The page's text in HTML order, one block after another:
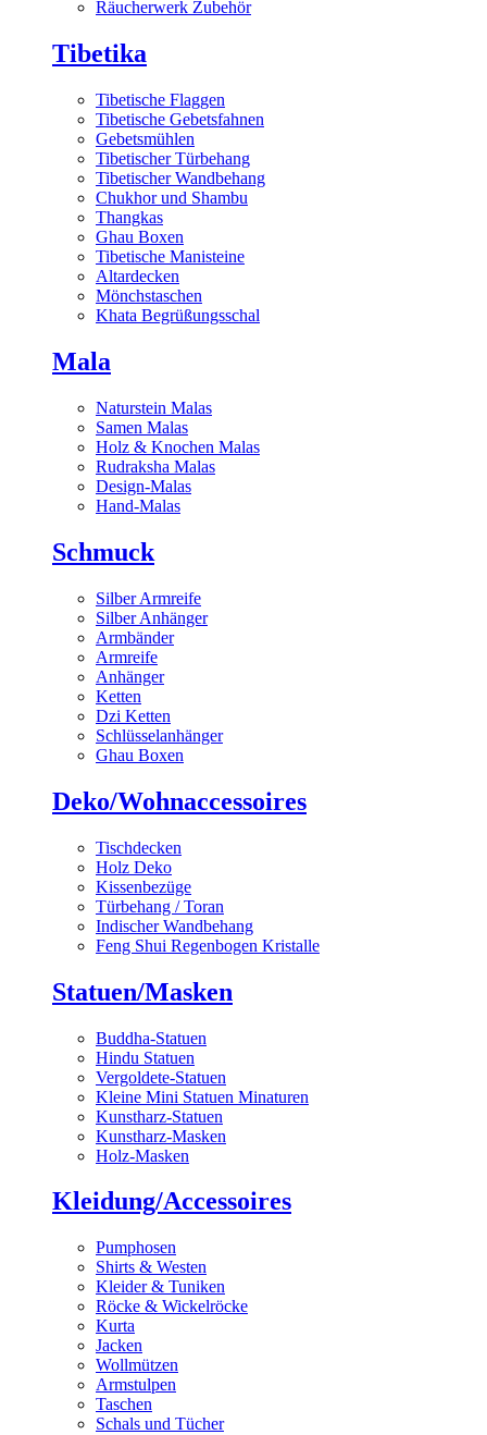
Räucherwerk Zubehör
Tibetika
Tibetische Flaggen
Tibetische Gebetsfahnen
Gebetsmühlen
Tibetischer Türbehang
Tibetischer Wandbehang
Chukhor und Shambu
Thangkas
Ghau Boxen
Tibetische Manisteine
Altardecken
Mönchstaschen
Khata Begrüßungsschal
Mala
Naturstein Malas
Samen Malas
Holz & Knochen Malas
Rudraksha Malas
Design-Malas
Hand-Malas
Schmuck
Silber Armreife
Silber Anhänger
Armbänder
Armreife
Anhänger
Ketten
Dzi Ketten
Schlüsselanhänger
Ghau Boxen
Deko/Wohnaccessoires
Tischdecken
Holz Deko
Kissenbezüge
Türbehang / Toran
Indischer Wandbehang
Feng Shui Regenbogen Kristalle
Statuen/Masken
Buddha-Statuen
Hindu Statuen
Vergoldete-Statuen
Kleine Mini Statuen Minaturen
Kunstharz-Statuen
Kunstharz-Masken
Holz-Masken
Kleidung/Accessoires
Pumphosen
Shirts & Westen
Kleider & Tuniken
Röcke & Wickelröcke
Kurta
Jacken
Wollmützen
Armstulpen
Taschen
Schals und Tücher